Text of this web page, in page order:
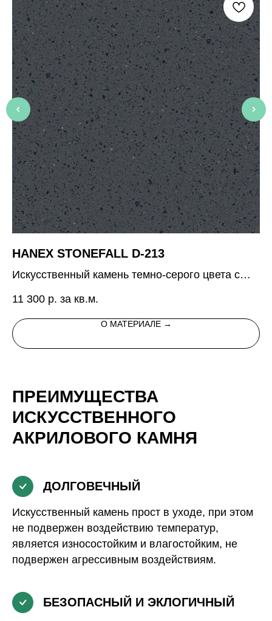
HANEX STONEFALL D-213
Искусственный камень темно-серого цвета с
11 300 р. за кв.м.
О МАТЕРИАЛЕ →
ПРЕИМУЩЕСТВА
ИСКУССТВЕННОГО
АКРИЛОВОГО КАМНЯ
ДОЛГОВЕЧНЫЙ
Искусственный камень прост в уходе, при этом
не подвержен воздействию температур,
является износостойким и влагостойким, не
подвержен агрессивным воздействиям.
БЕЗОПАСНЫЙ И ЭКЛОГИЧНЫЙ